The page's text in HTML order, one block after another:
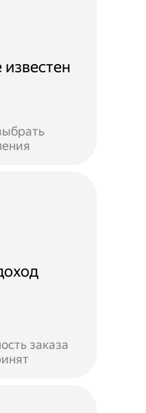
заказа